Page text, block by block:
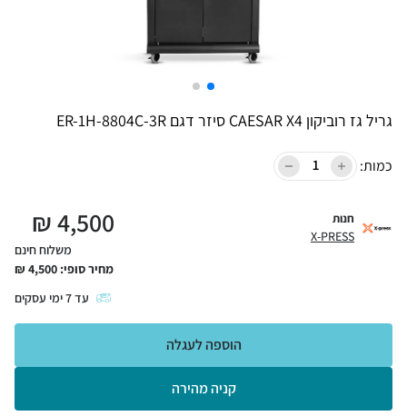
גריל גז רוביקון CAESAR X4 סיזר דגם ER-1H-8804C-3R
כמות:
חנות
X-PRESS
4,500
₪
משלוח חינם
מחיר סופי: 4,500
₪
עד7ימי עסקים
קניה מהירה
הוספה לעגלה